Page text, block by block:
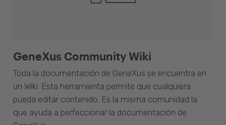
GeneXus Community Wiki
Toda la documentación de GeneXus se encuentra en
un Wiki. Esta herramienta permite que cualquiera
pueda editar contenido. Es la misma comunidad la
que ayuda a perfeccionar la documentación de